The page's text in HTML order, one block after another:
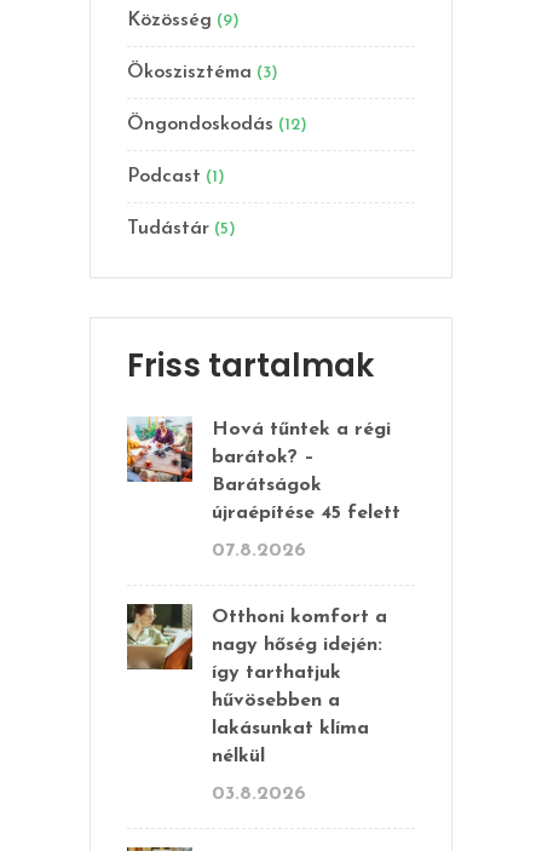
Közösség (9)
Ökoszisztéma (3)
Öngondoskodás (12)
Podcast (1)
Tudástár (5)
Friss tartalmak
Hová tűntek a régi
barátok? –
Barátságok
újraépítése 45 felett
07.8.2026
Otthoni komfort a
nagy hőség idején:
így tarthatjuk
hűvösebben a
lakásunkat klíma
nélkül
03.8.2026